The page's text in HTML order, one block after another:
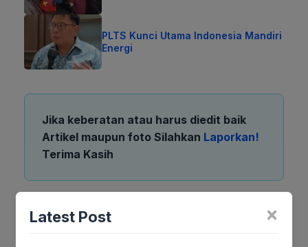
PLTS Kunci Utama Indonesia Mandiri
Energi
Jika keberatan atau harus diedit baik
Artikel maupun foto Silahkan Laporkan!
Terima Kasih
×
Latest Post